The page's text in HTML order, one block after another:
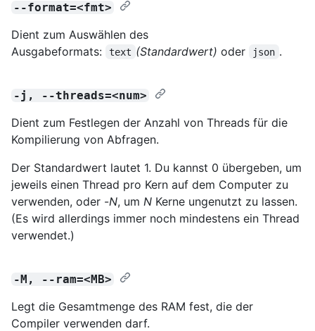
--format=<fmt>
Dient zum Auswählen des
Ausgabeformats:
text (Standardwert) oder json .
-j, --threads=<num>
Dient zum Festlegen der Anzahl von Threads für die
Kompilierung von Abfragen.
Der Standardwert lautet 1. Du kannst 0 übergeben, um
jeweils einen Thread pro Kern auf dem Computer zu
verwenden, oder -N, um N Kerne ungenutzt zu lassen.
(Es wird allerdings immer noch mindestens ein Thread
verwendet.)
-M, --ram=<MB>
Legt die Gesamtmenge des RAM fest, die der
Compiler verwenden darf.